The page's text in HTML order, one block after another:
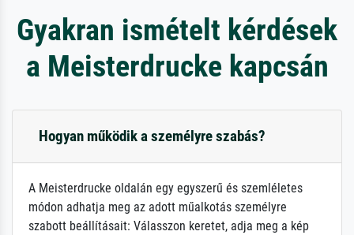
Gyakran ismételt kérdések
a Meisterdrucke kapcsán
Hogyan működik a személyre szabás?
A Meisterdrucke oldalán egy egyszerű és szemléletes
módon adhatja meg az adott műalkotás személyre
szabott beállításait: Válasszon keretet, adja meg a kép